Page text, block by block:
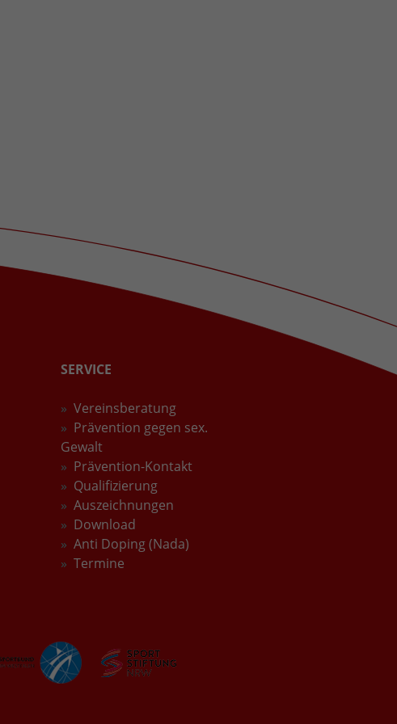
SERVICE
Vereinsberatung
Prävention gegen sex.
Gewalt
Prävention-Kontakt
Qualifizierung
Auszeichnungen
Download
Anti Doping (Nada)
Termine